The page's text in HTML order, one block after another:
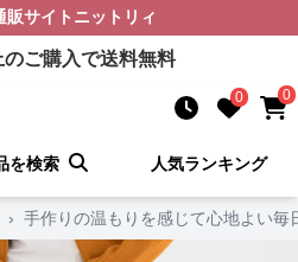
販サイト ニットリィ
ご購入で送料無料
0 0
を検索 人気ランキング
› 手作りの温もりを感じて心地よい